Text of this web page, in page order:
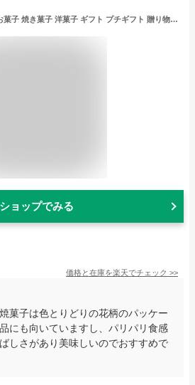
ドリカポ D10BN お菓子 焼き菓子 洋菓子 ギフト プチギフト 贈り物 手土産 神戸風月堂 御中元 お歳暮 お年賀 引き出物 母の日 敬老の日 お祝い お供え お見舞い 個包装 ナッツ アーモンド クッキー アーモンドチュイル 花柄 フラワーモチーフ 可愛い かわいい
ショップでみる
価格と在庫を楽天でチェック >>
菓子は色とりどりの花柄のパッケー
にも向いていますし、パリパリ食感
しさがあり美味しいのでおすすめで